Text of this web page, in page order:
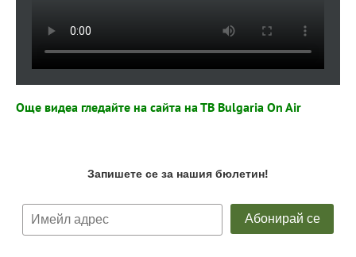
Още видеа гледайте на сайта на ТВ Bulgaria On Air